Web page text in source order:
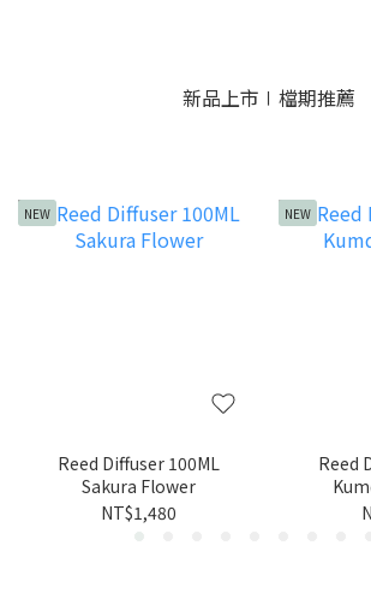
新品上市∣檔期推薦
NEW
Reed Diffuser 100ML
Sakura Flower
NT$1,480
NEW
Reed